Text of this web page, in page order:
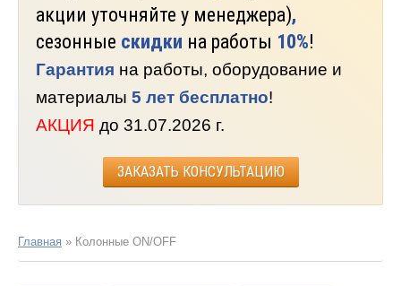
акции уточняйте у менеджера),
сезонные скидки на работы 10%!
Гарантия на работы, оборудование и
материалы 5 лет бесплатно!
АКЦИЯ до 31.07.2026 г.
ЗАКАЗАТЬ КОНСУЛЬТАЦИЮ
Главная » Колонные ON/OFF